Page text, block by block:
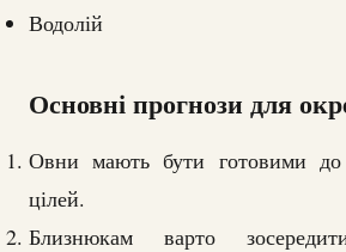
Водолій
Основні прогнози для
Овни мають бути готовими до
цілей.
Близнюкам варто